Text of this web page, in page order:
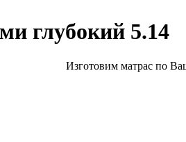
глубокий 5.14
Изготовим матрас по